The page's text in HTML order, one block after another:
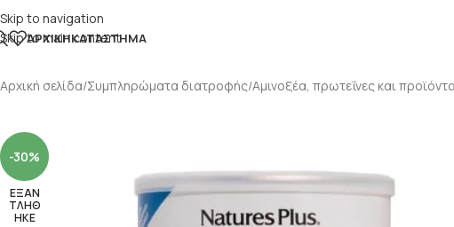
Skip to navigation
Skip to main content
ΑΡΧΙΚΉΚΑΤΆΣΤΗΜΑ
Αρχική σελίδα/Συμπληρώματα διατροφής/Αμινοξέα, πρωτεΐνες και
-30%
ΕΞΑΝ
ΤΛΗΘ
ΗΚΕ